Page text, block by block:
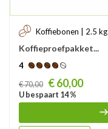
Koffiebonen | 2.5 kg
Koffieproefpakket...
4
Prijs
€ 70,00 € 60,00
U bespaart 14 %